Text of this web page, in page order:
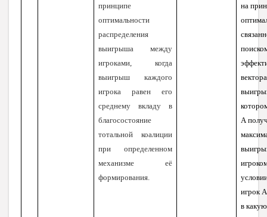
принципе
оптимальности
распределения
выигрыша между
игроками, когда
выигрыш каждого
игрока равен его
среднему вкладу в
благосостояние
тотальной коалиции
при определенном
механизме её
формирования.
на
вектора
А
игрок
в